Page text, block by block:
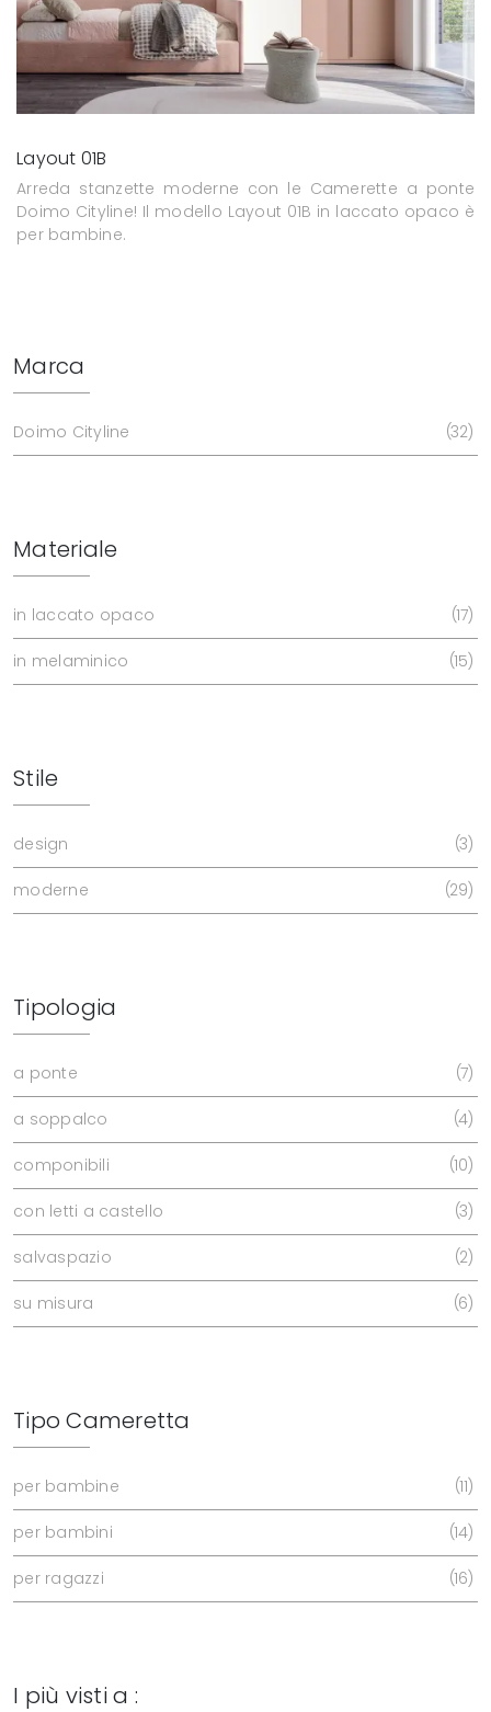
Layout 01B
Arreda stanzette moderne con le Camerette a ponte
Doimo Cityline! Il modello Layout 01B in laccato opaco è
per bambine.
Marca
Doimo Cityline 32
Materiale
in laccato opaco 17
in melaminico 15
Stile
design 3
moderne 29
Tipologia
a ponte 7
a soppalco 4
componibili 10
con letti a castello 3
salvaspazio 2
su misura 6
Tipo Cameretta
per bambine 11
per bambini 14
per ragazzi 16
I più visti a :